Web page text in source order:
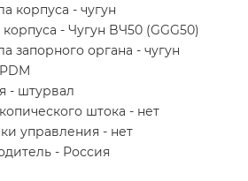
корпуса - чугун
- Чугун BЧ50 (GGG50)
запорного органа - чугун
- штурвал
штока - нет
управления - нет
- Россия